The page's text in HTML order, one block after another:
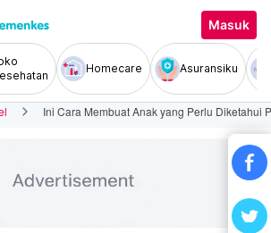
Masuk
Homecare Asuransiku
Ini Cara Membuat Anak yang Perlu Diketahui